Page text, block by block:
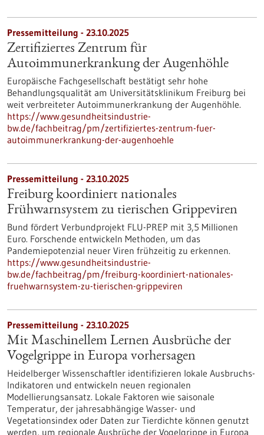
Pressemitteilung - 23.10.2025
Zertifiziertes Zentrum für
Autoimmunerkrankung der Augenhöhle
Europäische Fachgesellschaft bestätigt sehr hohe
Behandlungsqualität am Universitätsklinikum Freiburg bei
weit verbreiteter Autoimmunerkrankung der Augenhöhle.
https://www.gesundheitsindustrie-
bw.de/fachbeitrag/pm/zertifiziertes-zentrum-fuer-
autoimmunerkrankung-der-augenhoehle
Pressemitteilung - 23.10.2025
Freiburg koordiniert nationales
Frühwarnsystem zu tierischen Grippeviren
Bund fördert Verbundprojekt FLU-PREP mit 3,5 Millionen
Euro. Forschende entwickeln Methoden, um das
Pandemiepotenzial neuer Viren frühzeitig zu erkennen.
https://www.gesundheitsindustrie-
bw.de/fachbeitrag/pm/freiburg-koordiniert-nationales-
fruehwarnsystem-zu-tierischen-grippeviren
Pressemitteilung - 23.10.2025
Mit Maschinellem Lernen Ausbrüche der
Vogelgrippe in Europa vorhersagen
Heidelberger Wissenschaftler identifizieren lokale Ausbruchs-
Indikatoren und entwickeln neuen regionalen
Modellierungsansatz. Lokale Faktoren wie saisonale
Temperatur, der jahresabhängige Wasser- und
Vegetationsindex oder Daten zur Tierdichte können genutzt
werden, um regionale Ausbrüche der Vogelgrippe in Europa